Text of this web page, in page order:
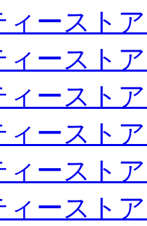
ィースト
ィースト
ィースト
ィースト
ィースト
ィースト